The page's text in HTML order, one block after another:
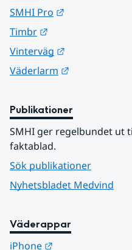
SMHI Pro
Timbr
Vinterväg
Väderlarm
Publikationer
SMHI ger regelbundet ut
faktablad.
Sök publikationer
Nyhetsbladet Medvind
Väderappar
iPhone